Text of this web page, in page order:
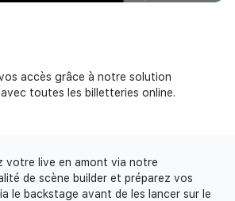
accès grâce à notre solution
toutes les billetteries online.
votre live en amont via notre
de scène builder et préparez vos
le backstage avant de les lancer sur le